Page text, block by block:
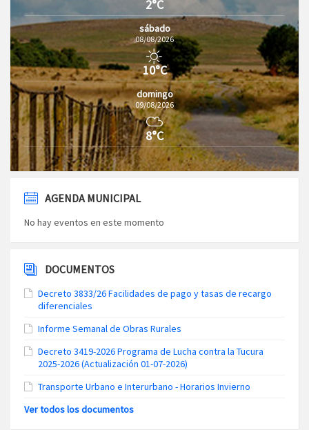
2°C
sábado
08/08/2026
10°C
domingo
09/08/2026
8°C
AGENDA MUNICIPAL
No hay eventos en este momento
DOCUMENTOS
Decreto 3833/26 Facilidades de pago y tasas de recargo
diferenciales
Informe Semanal de Obras Rurales
Decreto 3419-2026 Programa de Lucha contra la Tucura
2025-2026 (Actualización 01-07-2026)
Transporte Urbano e Interurbano - Horarios Invierno
Ver todos los documentos